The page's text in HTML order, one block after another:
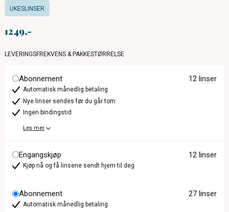
UKESLINSER
1249
LEVERINGSFREKVENS & PAKKESTØRRELSE
Abonnement 12 linser
Automatisk månedlig betaling
Nye linser sendes før du går tom
Ingen bindingstid
Les mer
Engangskjøp 12 linser
Kjøp nå og få linsene sendt hjem til deg
Abonnement 27 linser
Automatisk månedlig betaling